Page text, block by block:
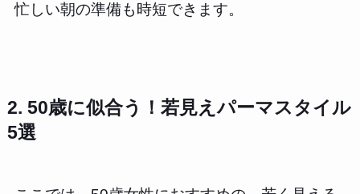
忙しい朝の準備も時短できます。
2. 50歳に似合う！若見えパーマスタイル
5選